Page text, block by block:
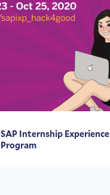
SAP Internship Experience
Program